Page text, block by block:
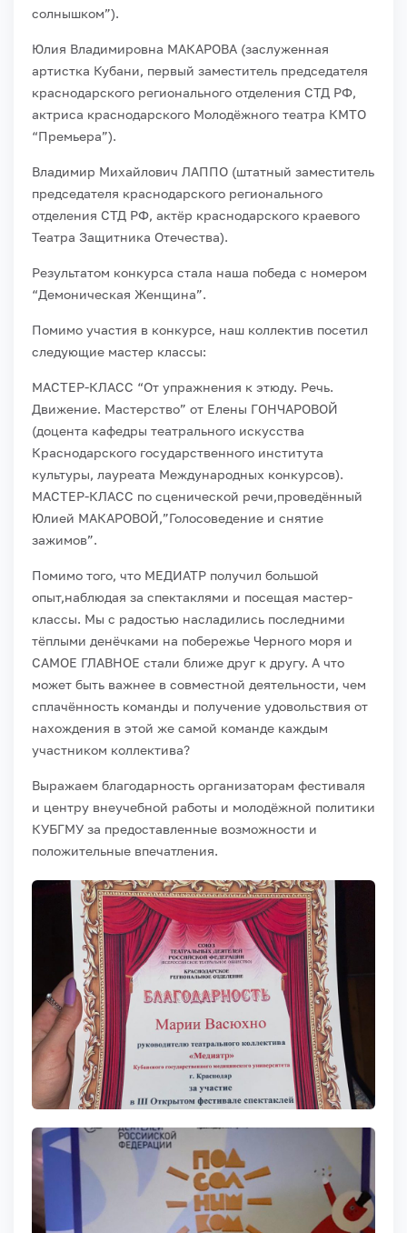
солнышком”).
Юлия Владимировна МАКАРОВА (заслуженная
артистка Кубани, первый заместитель председателя
краснодарского регионального отделения СТД РФ,
актриса краснодарского Молодёжного театра КМТО
“Премьера”).
Владимир Михайлович ЛАППО (штатный заместитель
председателя краснодарского регионального
отделения СТД РФ, актёр краснодарского краевого
Театра Защитника Отечества).
Результатом конкурса стала наша победа с номером
“Демоническая Женщина”.
Помимо участия в конкурсе, наш коллектив посетил
следующие мастер классы:
МАСТЕР-КЛАСС “От упражнения к этюду. Речь.
Движение. Мастерство” от Елены ГОНЧАРОВОЙ
(доцента кафедры театрального искусства
Краснодарского государственного института
культуры, лауреата Международных конкурсов).
МАСТЕР-КЛАСС по сценической речи,проведëнный
Юлией МАКАРОВОЙ,”Голосоведение и снятие
зажимов”.
Помимо того, что МЕДИАТР получил большой
опыт,наблюдая за спектаклями и посещая мастер-
классы. Мы с радостью насладились последними
тëплыми денëчками на побережье Черного моря и
САМОЕ ГЛАВНОЕ стали ближе друг к другу. А что
может быть важнее в совместной деятельности, чем
сплачëнность команды и получение удовольствия от
нахождения в этой же самой команде каждым
участником коллектива?
Выражаем благодарность организаторам фестиваля
и центру внеучебной работы и молодëжной политики
КУБГМУ за предоставленные возможности и
положительные впечатления.